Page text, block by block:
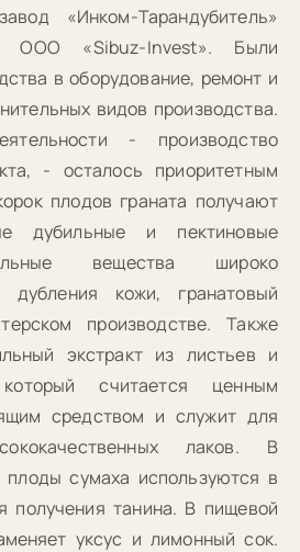
«Инком-Тарандубитель»
ООО «Sibuz-Invest». Были
в оборудование, ремонт и
видов производства.
- производство
- осталось приоритетным
плодов граната получают
дубильные и пектиновые
вещества широко
дубления кожи, гранатовый
производстве. Также
экстракт из листьев и
считается ценным
средством и служит для
лаков. В
сумаха используются в
получения танина. В пищевой
уксус и лимонный сок.